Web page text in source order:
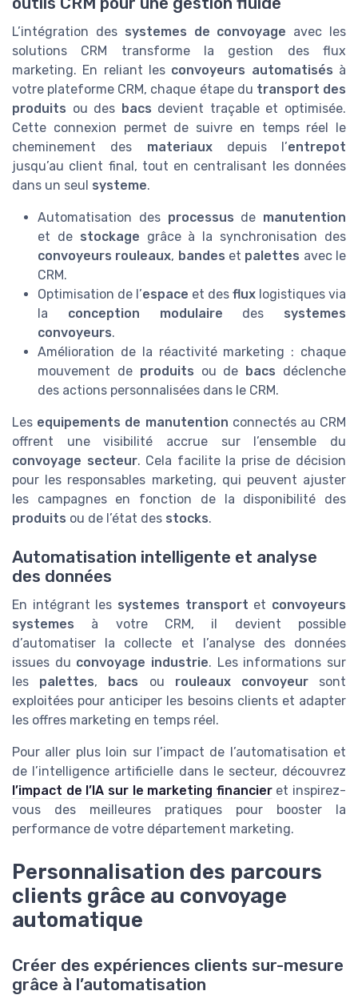
L’intégration des systemes de convoyage avec les
solutions CRM transforme la gestion des flux
marketing. En reliant les convoyeurs automatisés à
votre plateforme CRM, chaque étape du transport des
produits ou des bacs devient traçable et optimisée.
Cette connexion permet de suivre en temps réel le
cheminement des materiauxdepuis l’entrepot
jusqu’au client final, tout en centralisant les données
dans un seul systeme.
Automatisation des processus de manutention
et de stockage grâce à la synchronisation des
convoyeurs rouleaux, bandes et palettes avec le
CRM.
Optimisation de l’espace et des flux logistiques via
la conception modulaire des systemes
convoyeurs.
Amélioration de la réactivité marketing : chaque
mouvement de produits ou de bacs déclenche
des actions personnalisées dans le CRM.
Les equipements de manutention connectés au CRM
offrent une visibilité accrue sur l’ensemble du
convoyage secteur. Cela facilite la prise de décision
pour les responsables marketing, qui peuvent ajuster
les campagnes en fonction de la disponibilité des
produits ou de l’état des stocks.
Automatisation intelligente et analyse
des données
En intégrant les systemes transport et convoyeurs
systemes à votre CRM, il devient possible
d’automatiser la collecte et l’analyse des données
issues du convoyage industrie. Les informations sur
les palettes, bacs ou rouleaux convoyeursont
exploitées pour anticiper les besoins clients et adapter
les offres marketing en temps réel.
Pour aller plus loin sur l’impact de l’automatisation et
de l’intelligence artificielle dans le secteur, découvrez
l’impact de l’IA sur le marketing financieret inspirez-
vous des meilleures pratiques pour booster la
performance de votre département marketing.
Personnalisation des parcours
clients grâce au convoyage
automatique
Créer des expériences clients sur-mesure
grâce à l’automatisation